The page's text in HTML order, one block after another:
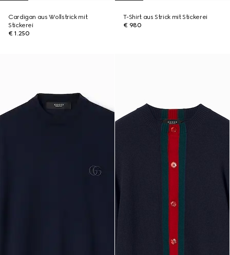
Cardigan aus Wollstrick mit
Stickerei
€ 1.250
T-Shirt aus Strick mit Stickerei
€ 980